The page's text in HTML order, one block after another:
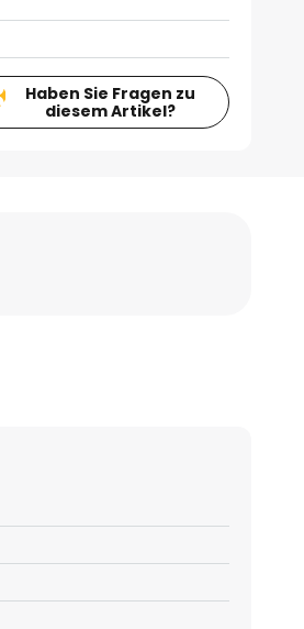
Haben Sie Fragen zu
diesem Artikel?